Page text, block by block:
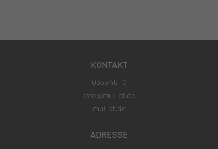
KONTAKT
0355 46 -0
info@mul-ct.de
mul-ct.de
ADRESSE